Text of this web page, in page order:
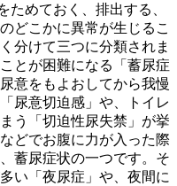
ためておく、排出する、
どこかに異常が生じるこ
分けて三つに分類されま
とが困難になる「蓄尿症
意をもよおしてから我慢
尿意切迫感」や、トイレ
う「切迫性尿失禁」が挙
どでお腹に力が入った際
蓄尿症状の一つです。そ
い「夜尿症」や、夜間に